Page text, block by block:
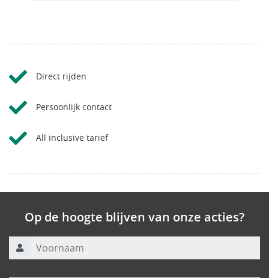
Direct rijden
Persoonlijk contact
All inclusive tarief
Op de hoogte blijven van onze acties?